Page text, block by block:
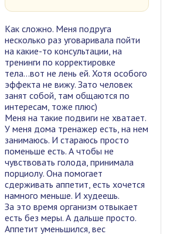
Как сложно. Меня подруга
несколько раз уговаривала пойти
на какие-то консультации, на
тренинги по корректировке
тела...вот не лень ей. Хотя особого
эффекта не вижу. Зато человек
занят собой, там общаются по
интересам, тоже плюс)
Меня на такие подвиги не хватает.
У меня дома тренажер есть, на нем
занимаюсь. И стараюсь просто
поменьше есть. А чтобы не
чувствовать голода, принимала
порциолу. Она помогает
сдерживать аппетит, есть хочется
намного меньше. И худеешь.
За это время организм отвыкает
есть без меры. А дальше просто.
Аппетит уменьшился, вес